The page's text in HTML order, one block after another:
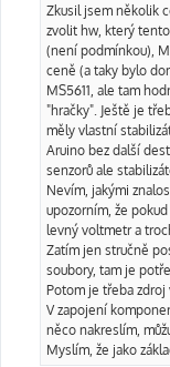
Zkusil jsem několik
zvolit hw, který
(není podmínkou),
ceně (a taky bylo
MS5611, ale tam
"hračky". Ještě je
měly vlastní
Aruino bez další
senzorů ale
Nevím, jakými
upozorním, že
levný voltmetr a
Zatím jen stručně
soubory, tam je
Potom je třeba
V zapojení
něco nakreslím,
Myslím, že jako